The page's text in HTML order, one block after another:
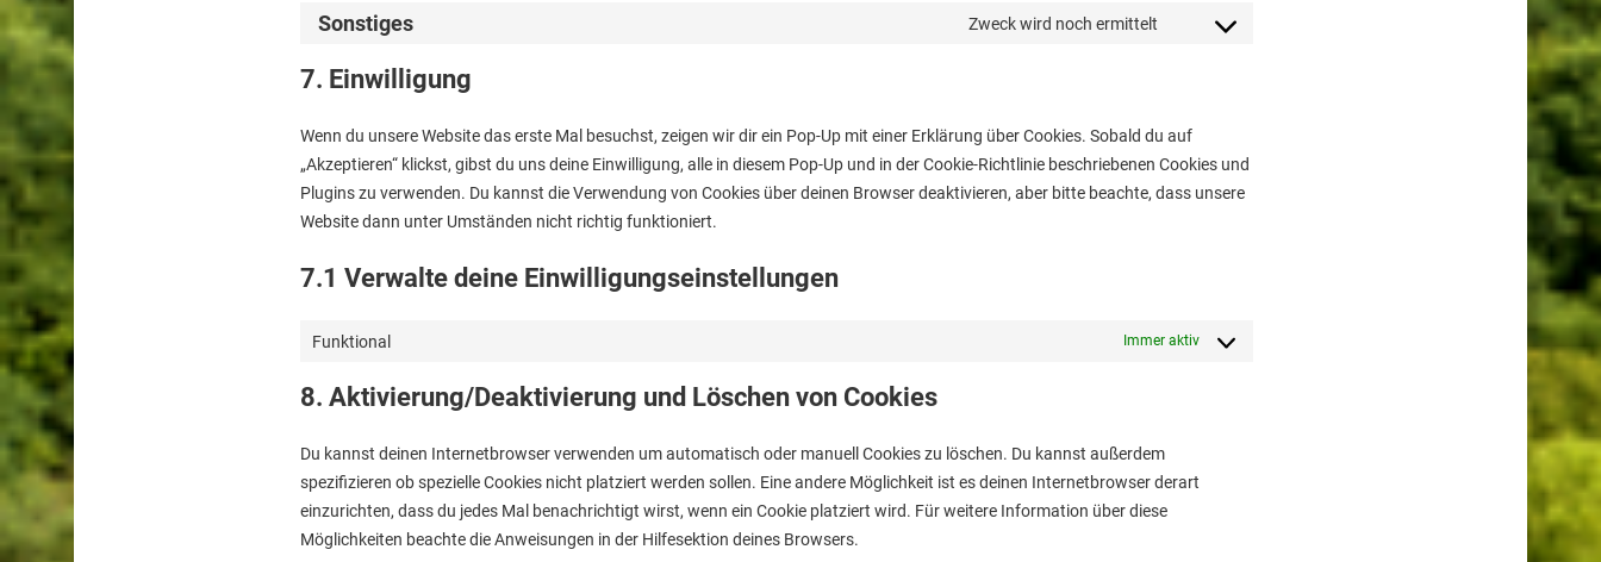
wordpress
Sonstiges Zweck wird noch ermittelt
Consent
7. Einwilligung
Wenn du unsere Website das erste Mal besuchst, zeigen wir dir ein Pop-Up mit einer Erklärung über Cookies. Sobald du auf
„Akzeptieren“ klickst, gibst du uns deine Einwilligung, alle in diesem Pop-Up und in der Cookie-Richtlinie beschriebenen Cookies und
Plugins zu verwenden. Du kannst die Verwendung von Cookies über deinen Browser deaktivieren, aber bitte beachte, dass unsere
Website dann unter Umständen nicht richtig funktioniert.
7.1 Verwalte deine Einwilligungseinstellungen
Funktional Immer aktiv
8. Aktivierung/Deaktivierung und Löschen von Cookies
Du kannst deinen Internetbrowser verwenden um automatisch oder manuell Cookies zu löschen. Du kannst außerdem
spezifizieren ob spezielle Cookies nicht platziert werden sollen. Eine andere Möglichkeit ist es deinen Internetbrowser derart
einzurichten, dass du jedes Mal benachrichtigt wirst, wenn ein Cookie platziert wird. Für weitere Information über diese
Möglichkeiten beachte die Anweisungen in der Hilfesektion deines Browsers.